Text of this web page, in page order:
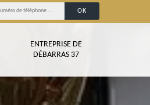
ENTREPRISE DE
DÉBARRAS 37